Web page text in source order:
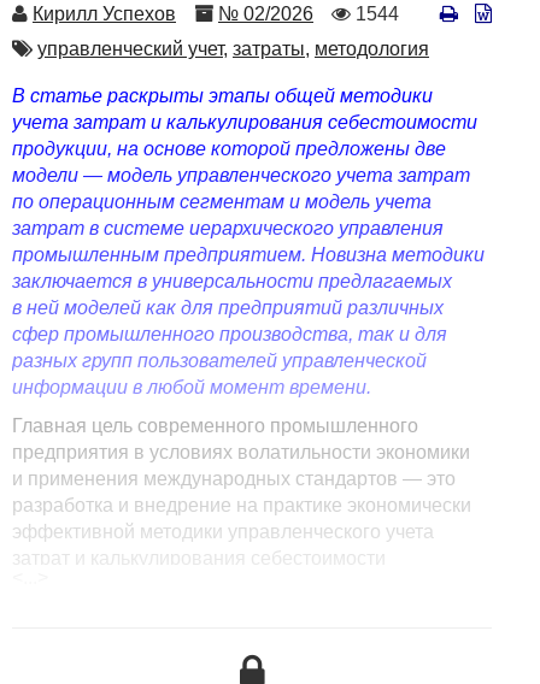
Автор
Кирилл Успехов Номер
№ 02/2026
Количество
1544
Автор
управленческий учет, затраты, методология
В статье раскрыты этапы общей методики
учета затрат и калькулирования себестоимости
продукции, на основе которой предложены две
модели — модель управленческого учета затрат
по операционным сегментам и модель учета
затрат в системе иерархического управления
промышленным предприятием. Новизна методики
заключается в универсальности предлагаемых
в ней моделей как для предприятий различных
сфер промышленного производства, так и для
разных групп пользователей управленческой
информации в любой момент времени.
Главная цель современного промышленного
предприятия в условиях волатильности экономики
и применения международных стандартов — это
разработка и внедрение на практике экономически
эффективной методики управленческого учета
затрат и калькулирования себестоимости